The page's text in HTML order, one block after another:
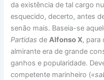
da existência de tal cargo
esquecido, decerto, antes
senão mais. Baseia-se
Partidas deAlfonso X, para
almirante era de grande
ganhos e popularidade.
competente marinheiro (